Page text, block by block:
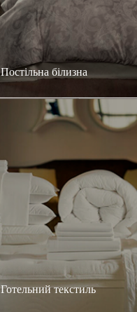
Постільна білизна
Готельний текстиль